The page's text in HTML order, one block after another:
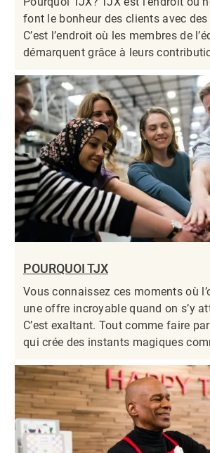
font le bonheur des clients avec
C’est l’endroit où les membres de
démarquent grâce à leurs
POURQUOI TJX
Vous connaissez ces moments où
une offre incroyable quand on s’y
C’est exaltant. Tout comme faire
qui crée des instants magiques